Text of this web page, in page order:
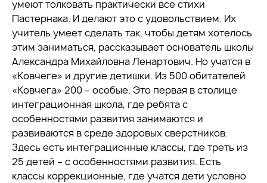
умеют толковать практически все стихи
Пастернака. И делают это с удовольствием. Их
учитель умеет сделать так, чтобы детям хотелось
этим заниматься, рассказывает основатель школы
Александра Михайловна Ленартович. Но учатся в
«Ковчеге» и другие детишки. Из 500 обитателей
«Ковчега» 200 – особые. Это первая в столице
интеграционная школа, где ребята с
особенностями развития занимаются и
развиваются в среде здоровых сверстников.
Здесь есть интеграционные классы, где треть из
25 детей – с особенностями развития. Есть
классы коррекционные, где учатся дети условно